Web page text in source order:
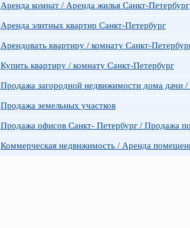
Аренда комнат / Аренда жилья Санкт-Петербург
Аренда элитных квартир Санкт-Петербург
Арендовать квартиру / комнату Санкт-
Купить квартиру / комнату Санкт-Петербург
Продажа загородной недвижимости дома дачи
Продажа земельных участков
Продажа офисов Санкт- Петербург / Продажа
Коммерческая недвижимость / Аренда